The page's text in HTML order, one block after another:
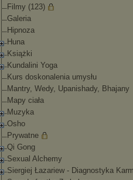
Filmy (123)
Galeria
Hipnoza
Huna
Książki
Kundalini Yoga
Kurs doskonalenia umysłu
Mantry, Wedy, Upanishady, Bhajany
Mapy ciała
Muzyka
Osho
Prywatne
Qi Gong
Sexual Alchemy
Siergiej Łazariew - Diagnostyka